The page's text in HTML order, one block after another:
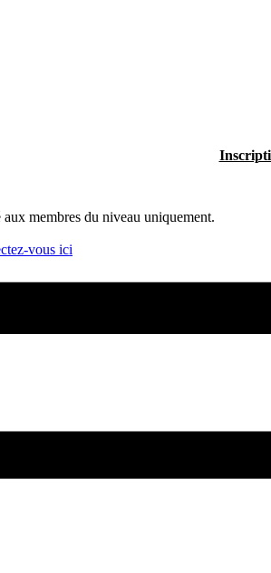
aux membres du niveau uniquement.
vous ici